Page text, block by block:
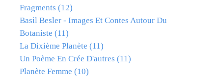
Fragments (12)
Basil Besler - Images Et Contes Autour Du
Botaniste (11)
La Dixième Planète (11)
Un Poème En Crée D'autres (11)
Planète Femme (10)